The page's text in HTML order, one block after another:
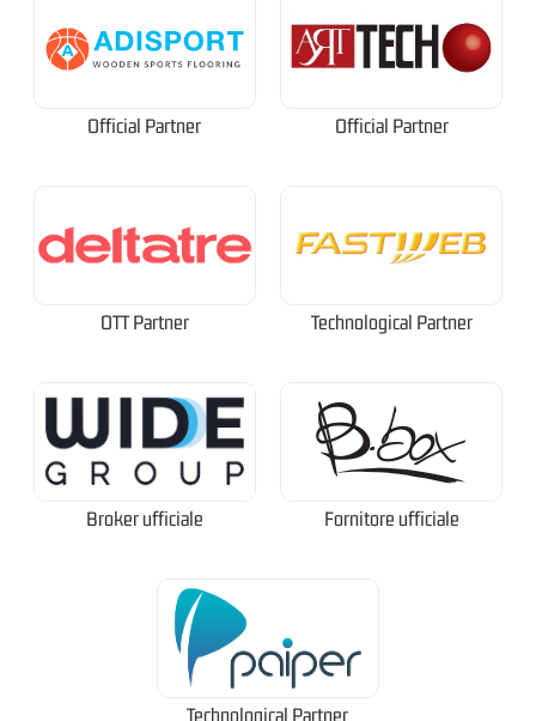
Official Partner Official Partner
OTT Partner Technological Partner
Broker ufficiale Fornitore ufficiale
Technological Partner